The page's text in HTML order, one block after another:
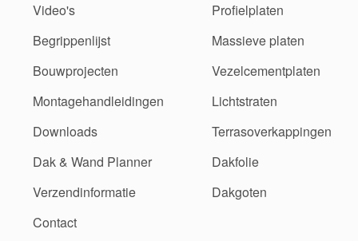
Video's
Begrippenlijst
Bouwprojecten
Montagehandleidingen
Downloads
Dak & Wand Planner
Verzendinformatie
Contact
Profielplaten
Massieve platen
Vezelcementplaten
Lichtstraten
Terrasoverkappingen
Dakfolie
Dakgoten